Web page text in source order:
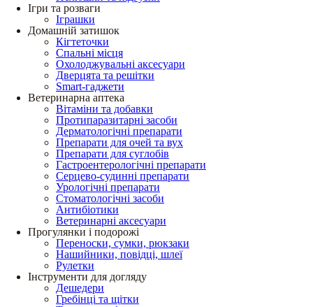
Ігри та розваги
Іграшки
Домашній затишок
Кігтеточки
Спальні місця
Охолоджувальні аксесуари
Дверцята та решітки
Smart-гаджети
Ветеринарна аптека
Вітаміни та добавки
Протипаразитарні засоби
Дерматологічні препарати
Препарати для очей та вух
Препарати для суглобів
Гастроентерологічні препарати
Серцево-судинні препарати
Урологічні препарати
Стоматологічні засоби
Антибіотики
Ветеринарні аксесуари
Прогулянки і подорожі
Переноски, сумки, рюкзаки
Нашийники, повідці, шлеї
Рулетки
Інструменти для догляду
Дешедери
Гребінці та щітки